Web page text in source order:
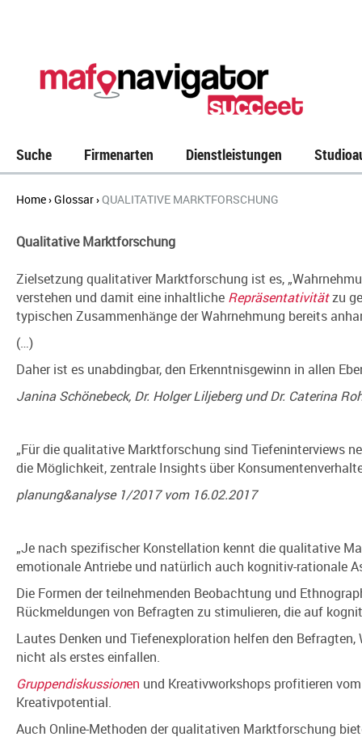
Suche Firmenarten Dienstleistungen
Home›Glossar›QUALITATIVE MARKTFORSCHUNG
Qualitative Marktforschung
Zielsetzung qualitativer Marktforschung ist es,
verstehen und damit eine inhaltliche Repräsentativitätzu
typischen Zusammenhänge der Wahrnehmung bereits
(…)
Daher ist es unabdingbar, den Erkenntnisgewinn in allen
Janina Schönebeck, Dr. Holger Liljeberg und Dr. Caterina
„Für die qualitative Marktforschung sind Tiefeninterviews
die Möglichkeit, zentrale Insights über
planung&analyse 1/2017 vom 16.02.2017
„Je nach spezifischer Konstellation kennt die qualitative
emotionale Antriebe und natürlich auch kognitiv-rationale
Die Formen der teilnehmenden Beobachtung und
Rückmeldungen von Befragten zu stimulieren, die auf
Lautes Denken und Tiefenexploration helfen den
nicht als erstes einfallen.
Gruppendiskussionen und Kreativworkshops profitieren
Kreativpotential.
Auch Online-Methoden der qualitativen Marktforschung